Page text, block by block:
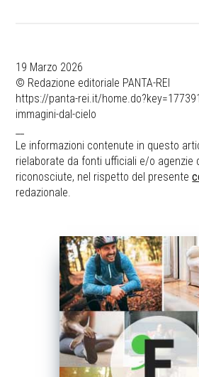
19 Marzo 2026
© Redazione editoriale PANTA-REI
https://panta-rei.it/
immagini-dal-cielo
Le informazioni contenute in questo
rielaborate da fonti ufficiali e/o agenzie
riconosciute, nel rispetto del presente
redazionale.